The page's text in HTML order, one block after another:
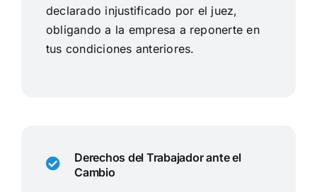
declarado injustificado por el juez,
obligando a la empresa a reponerte en
tus condiciones anteriores.
Derechos del Trabajador ante el
Cambio